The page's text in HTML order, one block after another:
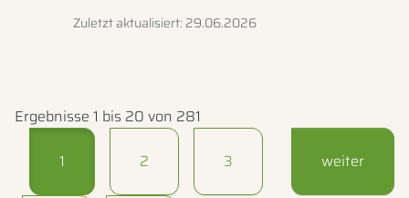
Zuletzt aktualisiert: 29.06.2026
Ergebnisse 1 bis 20 von 281
1
2 3 weiter